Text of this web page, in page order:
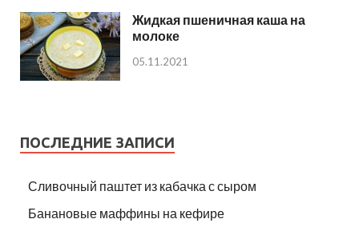
Жидкая пшеничная каша на
молоке
05.11.2021
ПОСЛЕДНИЕ ЗАПИСИ
Сливочный паштет из кабачка с сыром
Банановые маффины на кефире